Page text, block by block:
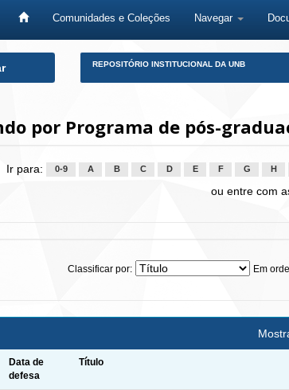
Comunidades e Coleções Navegar
REPOSITÓRIO INSTITUCIONAL DA UNB
por Programa de pós-
Ir para: 0-9 A B C D E F G H
ou entre com
Classificar por: Em
Data de
defesa
Título